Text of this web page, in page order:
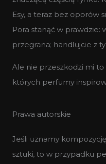
Esy, a teraz bez oporów
Pora stanąć w prawdzie:
przegrana; handlujcie z
Ale nie przeszkodzi mi
których perfumy
Prawa autorskie
Jeśli uznamy
sztuki, to w przypadku